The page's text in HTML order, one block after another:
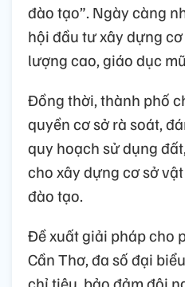
đào tạo”. Ngày càng
hội đầu tư xây dựng
lượng cao, giáo dục
Đồng thời, thành phố
quyền cơ sở rà soát,
quy hoạch sử dụng
cho xây dựng cơ sở
đào tạo.
Đề xuất giải pháp cho
Cần Thơ, đa số đại